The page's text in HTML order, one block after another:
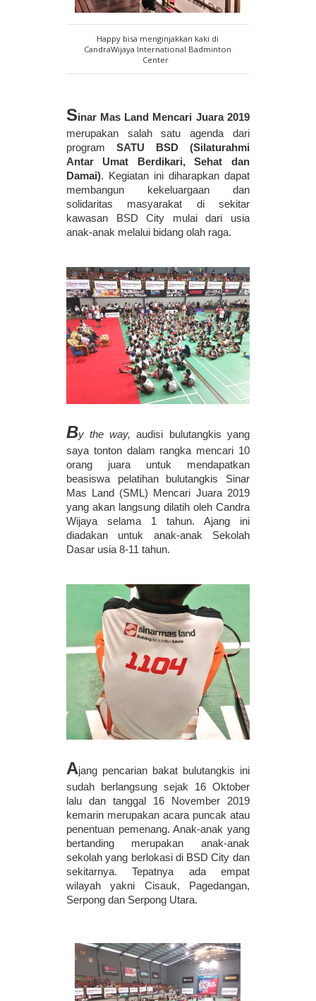
Happy bisa menginjakkan kaki di
CandraWijaya International Badminton
Center
Sinar Mas Land Mencari Juara 2019
merupakan salah satu agenda dari
program SATU BSD (Silaturahmi
Antar Umat Berdikari, Sehat dan
Damai). Kegiatan ini diharapkan dapat
membangun kekeluargaan dan
solidaritas masyarakat di sekitar
kawasan BSD City mulai dari usia
anak-anak melalui bidang olah raga.
By the way, audisi bulutangkis yang
saya tonton dalam rangka mencari 10
orang juara untuk mendapatkan
beasiswa pelatihan bulutangkis Sinar
Mas Land (SML) Mencari Juara 2019
yang akan langsung dilatih oleh Candra
Wijaya selama 1 tahun. Ajang ini
diadakan untuk anak-anak Sekolah
Dasar usia 8-11 tahun.
Ajang pencarian bakat bulutangkis ini
sudah berlangsung sejak 16 Oktober
lalu dan tanggal 16 November 2019
kemarin merupakan acara puncak atau
penentuan pemenang. Anak-anak yang
bertanding merupakan anak-anak
sekolah yang berlokasi di BSD City dan
sekitarnya. Tepatnya ada empat
wilayah yakni Cisauk, Pagedangan,
Serpong dan Serpong Utara.